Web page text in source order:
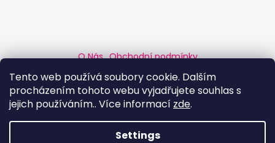
Tento web používá soubory cookie. Dalším
procházením tohoto webu vyjadřujete souhlas s
jejich používáním.. Více informací zde.
Settings
O Nás Obchodní podmínky
Product Information Prague Bears
Mr Bear czechia
International Prague Bear Summer Bigger clubbing
Created by Shoptet